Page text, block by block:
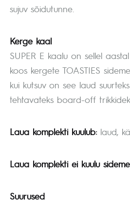
sujuv sõidutunne.
Kerge kaal
SUPER E kaalu on sellel
koos kergete TOASTIES
kui kutsuv on see laud
tehtavateks board-off
Laua komplekti kuulub:laud,
Laua komplekti ei kuulu
Suurused